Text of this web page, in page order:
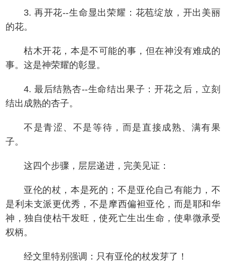
3. 再开花--生命显出荣耀：花苞绽放，开出美丽
的花。
枯木开花，本是不可能的事，但在神没有难成的
事。这是神荣耀的彰显。
4. 最后结熟杏--生命结出果子：开花之后，立刻
结出成熟的杏子。
不是青涩、不是等待，而是直接成熟、满有果
子。
这四个步骤，层层递进，完美见证：
亚伦的杖，本是死的；不是亚伦自己有能力，不
是利未支派更优秀，不是摩西偏袒亚伦，而是耶和华
神，独自使枯干发旺，使死亡生出生命，使卑微承受
权柄。
经文里特别强调：只有亚伦的杖发芽了！